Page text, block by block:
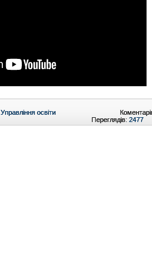
Управління освіти
Переглядів: 2477